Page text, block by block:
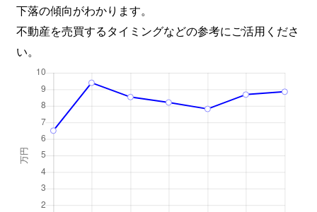
下落の傾向がわかります。
不動産を売買するタイミングなどの参考にご活用くださ
い。